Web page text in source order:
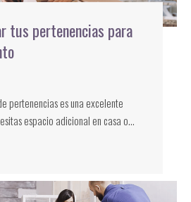
tus pertenencias para
pertenencias es una excelente
espacio adicional en casa o…